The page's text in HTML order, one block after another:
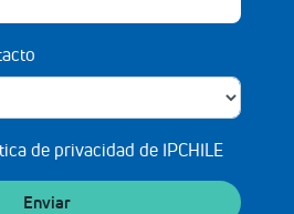
de privacidad de IPCHILE
Enviar